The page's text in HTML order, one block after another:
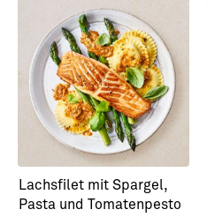
Lachsfilet mit Spargel,
Pasta und Tomatenpesto